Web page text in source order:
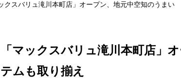
スバリュ滝川本町店」オープン、地元中空知のうまい
マックスバリュ滝川本町店」
ムも取り揃え